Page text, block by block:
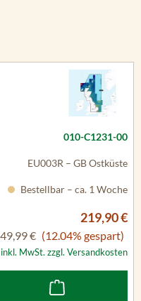
010-C1231-00
EU003R – GB Ostküste
Bestellbar – ca. 1 Woche
219,90 €
€ (12.04% gespart)
MwSt. zzgl. Versandkosten